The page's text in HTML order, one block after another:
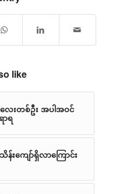
like
းတစ်ဦး အပါအဝင်
ာရ
ကျော်ရှိလာကြောင်း